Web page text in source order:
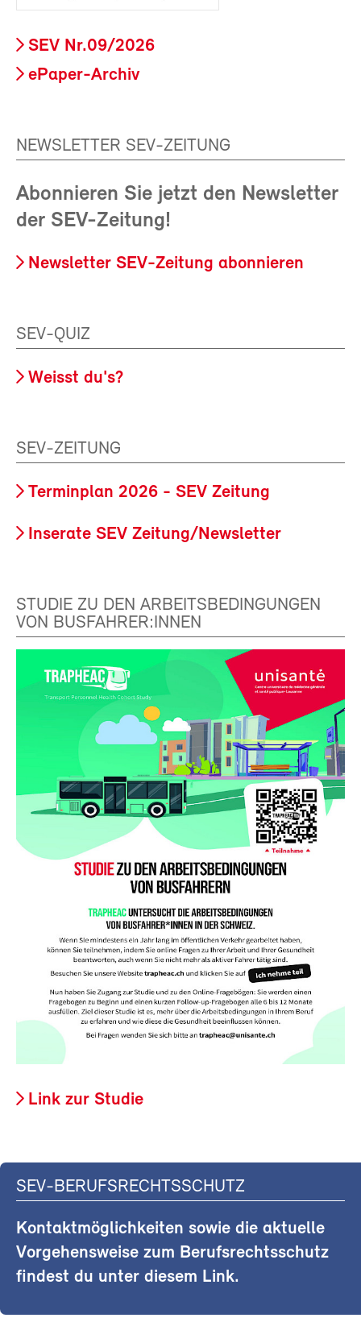
SEV Nr.09/2026
ePaper-Archiv
NEWSLETTER SEV-ZEITUNG
Abonnieren Sie jetzt den Newsletter
der SEV-Zeitung!
Newsletter SEV-Zeitung abonnieren
SEV-QUIZ
Weisst du's?
SEV-ZEITUNG
Terminplan 2026 - SEV Zeitung
Inserate SEV Zeitung/Newsletter
STUDIE ZU DEN ARBEITSBEDINGUNGEN
VON BUSFAHRER:INNEN
Link zur Studie
SEV-BERUFSRECHTSSCHUTZ
Kontaktmöglichkeiten sowie die aktuelle
Vorgehensweise zum Berufsrechtsschutz
findest du unter diesem Link.